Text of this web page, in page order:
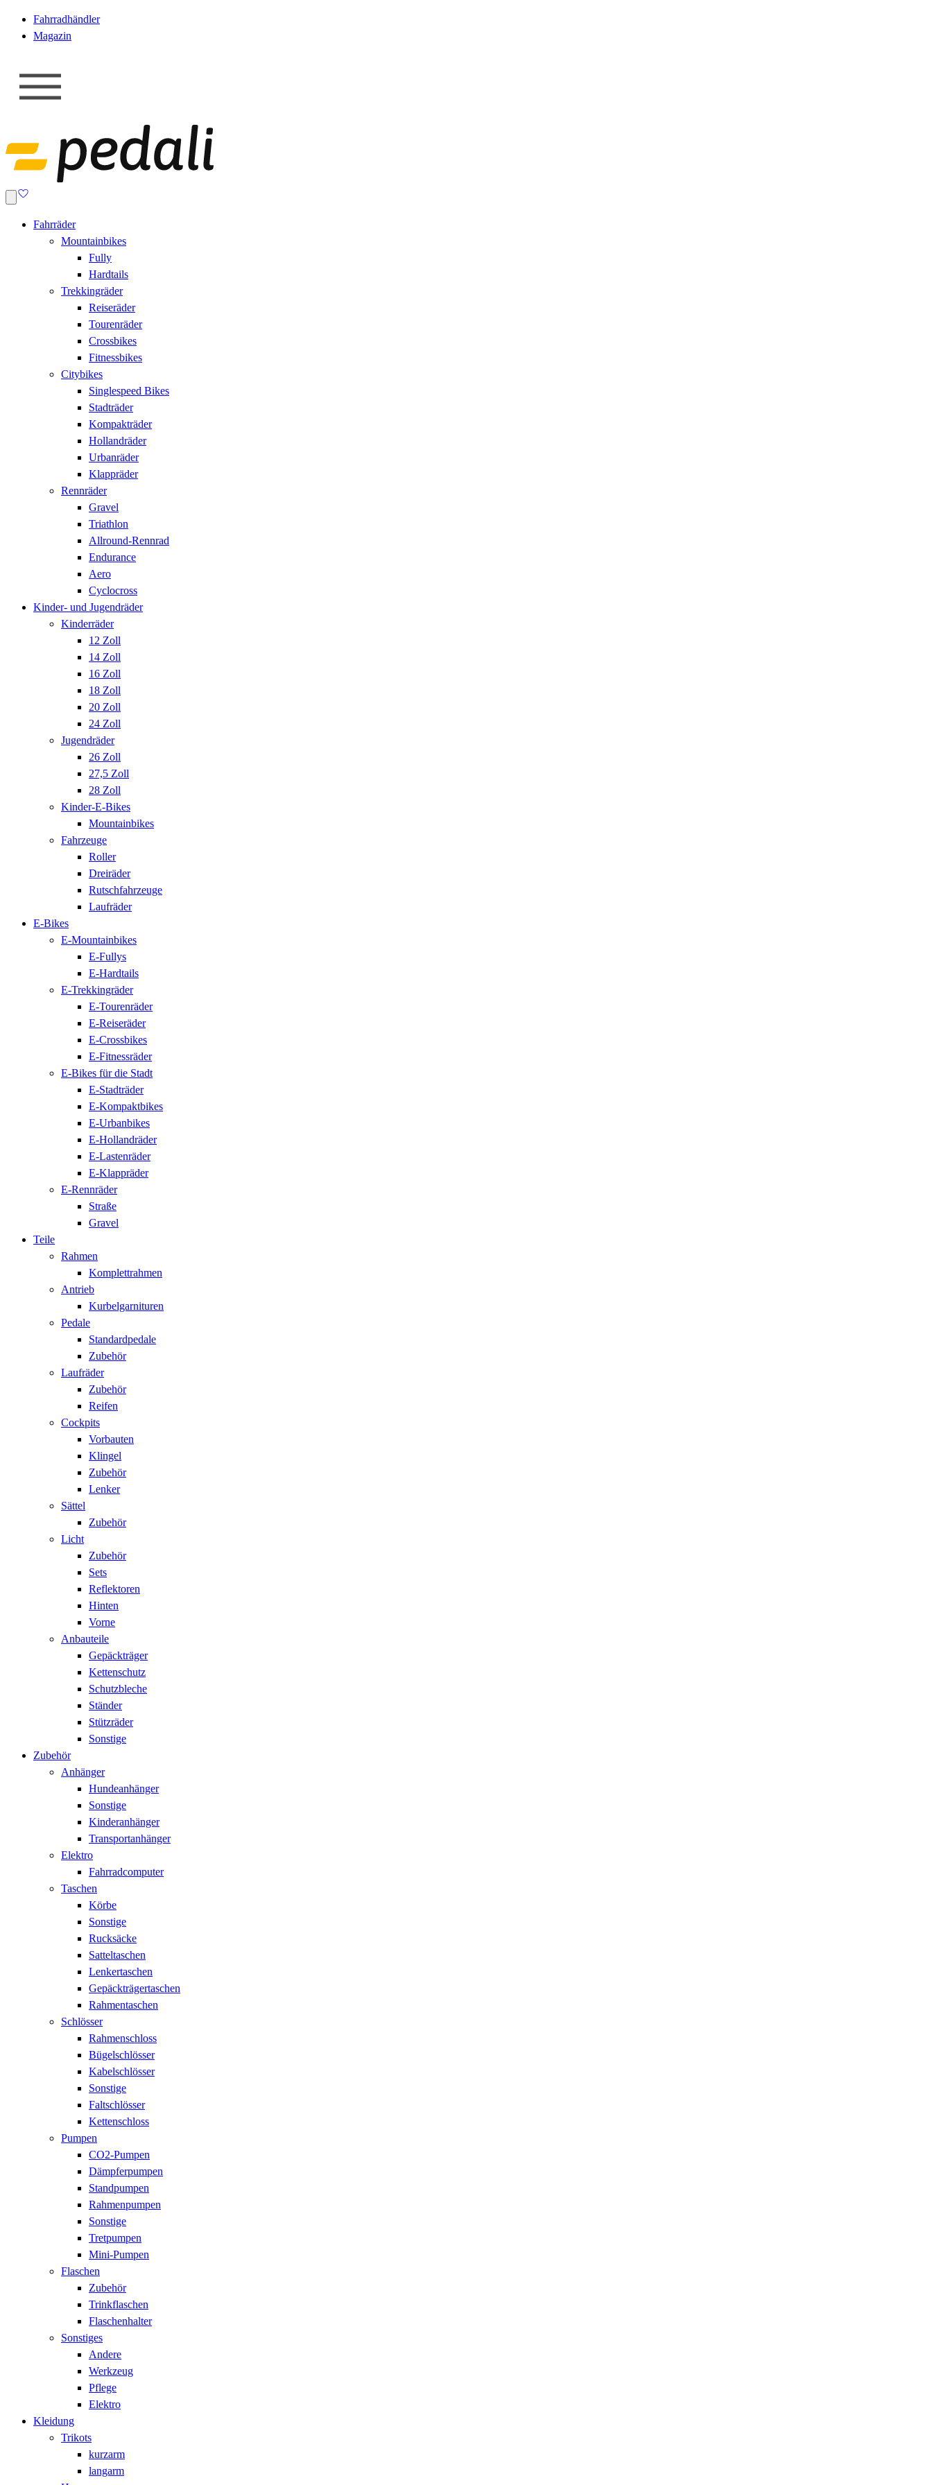
Fahrradhändler
Magazin
Fahrräder
Mountainbikes
Fully
Hardtails
Trekkingräder
Reiseräder
Tourenräder
Crossbikes
Fitnessbikes
Citybikes
Singlespeed Bikes
Stadträder
Kompakträder
Hollandräder
Urbanräder
Klappräder
Rennräder
Gravel
Triathlon
Allround-Rennrad
Endurance
Aero
Cyclocross
Kinder- und Jugendräder
Kinderräder
12 Zoll
14 Zoll
16 Zoll
18 Zoll
20 Zoll
24 Zoll
Jugendräder
26 Zoll
27,5 Zoll
28 Zoll
Kinder-E-Bikes
Mountainbikes
Fahrzeuge
Roller
Dreiräder
Rutschfahrzeuge
Laufräder
E-Bikes
E-Mountainbikes
E-Fullys
E-Hardtails
E-Trekkingräder
E-Tourenräder
E-Reiseräder
E-Crossbikes
E-Fitnessräder
E-Bikes für die Stadt
E-Stadträder
E-Kompaktbikes
E-Urbanbikes
E-Hollandräder
E-Lastenräder
E-Klappräder
E-Rennräder
Straße
Gravel
Teile
Rahmen
Komplettrahmen
Antrieb
Kurbelgarnituren
Pedale
Standardpedale
Zubehör
Laufräder
Zubehör
Reifen
Cockpits
Vorbauten
Klingel
Zubehör
Lenker
Sättel
Zubehör
Licht
Zubehör
Sets
Reflektoren
Hinten
Vorne
Anbauteile
Gepäckträger
Kettenschutz
Schutzbleche
Ständer
Stützräder
Sonstige
Zubehör
Anhänger
Hundeanhänger
Sonstige
Kinderanhänger
Transportanhänger
Elektro
Fahrradcomputer
Taschen
Körbe
Sonstige
Rucksäcke
Satteltaschen
Lenkertaschen
Gepäckträgertaschen
Rahmentaschen
Schlösser
Rahmenschloss
Bügelschlösser
Kabelschlösser
Sonstige
Faltschlösser
Kettenschloss
Pumpen
CO2-Pumpen
Dämpferpumpen
Standpumpen
Rahmenpumpen
Sonstige
Tretpumpen
Mini-Pumpen
Flaschen
Zubehör
Trinkflaschen
Flaschenhalter
Sonstiges
Andere
Werkzeug
Pflege
Elektro
Kleidung
Trikots
kurzarm
langarm